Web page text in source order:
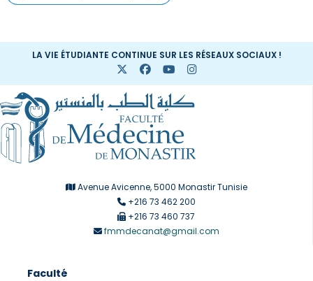
LA VIE ÉTUDIANTE CONTINUE SUR LES RÉSEAUX SOCIAUX !
Avenue Avicenne, 5000 Monastir Tunisie
+216 73 462 200
+216 73 460 737
fmmdecanat@gmail.com
Faculté